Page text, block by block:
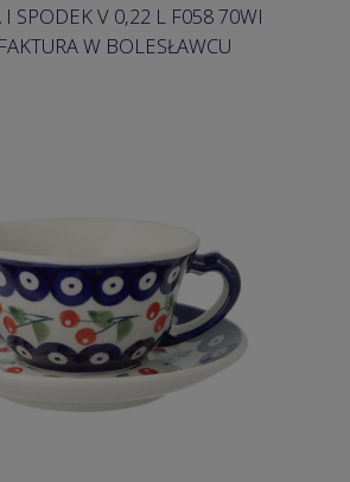
SPODEK V 0,22 L F058 70WI
W BOLESŁAWCU